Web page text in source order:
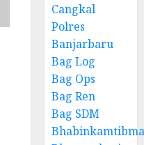
Cangkal
Polres
Banjarbaru
Bag Log
Bag Ops
Bag Ren
Bag SDM